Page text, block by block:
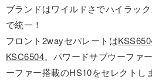
ブランドはワイルドさでハイラッ
で統一！
フロント2wayセパレートは
KSC6504。パワードサブウーファ
ーファー搭載のHS10をセレクトし